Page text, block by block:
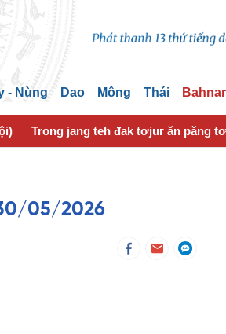
- Nùng Dao Mông Thái Bahnar
Trong jang teh đak tơjur ăn păng
05/2026